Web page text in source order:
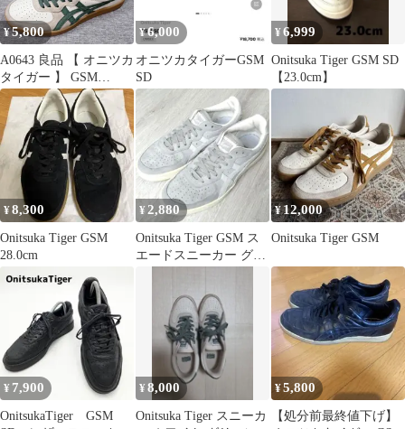
¥5,800
A0643 良品 【 オニツカ
タイガー 】 GSM
23.0cm アイボリー×グ
リーン
¥6,000
オニツカタイガーGSM
SD
¥6,999
Onitsuka Tiger GSM SD
【23.0cm】
¥8,300
Onitsuka Tiger GSM
28.0cm
¥2,880
Onitsuka Tiger GSM ス
エードスニーカー グレ
¥12,000
Onitsuka Tiger GSM
¥ 7,900
OnitsukaTiger GSM
¥8,000
Onitsuka Tiger スニーカ
¥5,800
【処分前最終値下げ】